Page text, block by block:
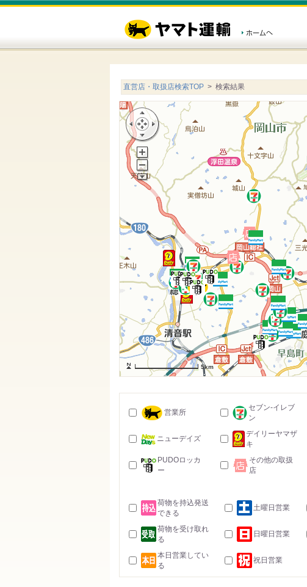
直営店・取扱店検索TOP > 検索結果
5km
営業所
セブン-イレブ
ン
ニューデイズ
デイリーヤマザ
キ
PUDOロッカ
ー
その他の取扱
店
荷物を持込発送
できる
土曜日営業
荷物を受け取れ
る
日曜日営業
本日営業してい
る
祝日営業